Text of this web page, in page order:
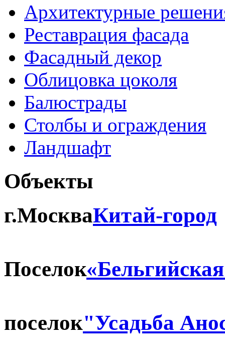
Архитектурные
Реставрация фасада
Фасадный декор
Облицовка цоколя
Балюстрады
Столбы и ограждения
Ландшафт
Объекты
г.МоскваКитай-город
Поселок
поселок"Усадьба